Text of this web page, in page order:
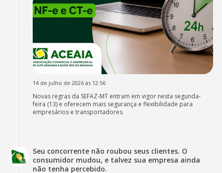
14 de julho de 2026 às 12:56
Novas regras da SEFAZ-MT entram em vigor nesta segunda-
feira (13) e oferecem mais segurança e flexibilidade para
empresários e transportadores.
Seu concorrente não roubou seus clientes. O
consumidor mudou, e talvez sua empresa ainda
não tenha percebido.